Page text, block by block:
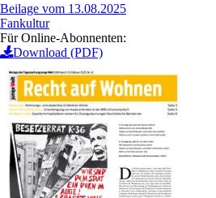
Beilage vom 13.08.2025
Fankultur
Für Online-Abonnenten:
Download (PDF)